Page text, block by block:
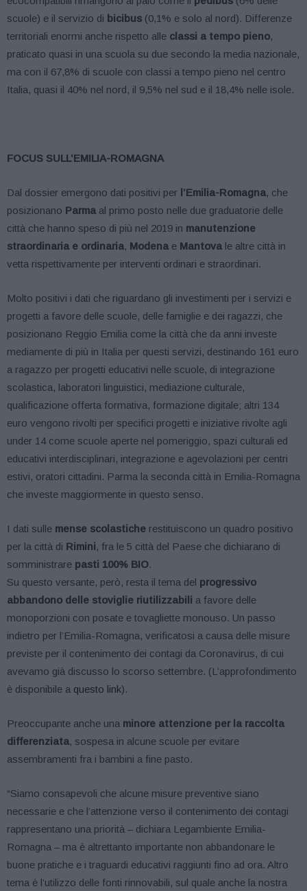
scuole) e il servizio di bicibus (0,1% e solo al nord). Differenze
territoriali enormi anche rispetto alle classi a tempo pieno,
praticato quasi in una scuola su due secondo la media nazionale,
ma con il 67,8% di scuole con classi a tempo pieno nel centro
Italia, quasi il 40% nel nord, il 9,5% nel sud e il 18,4% nelle isole.
FOCUS SULL’EMILIA-ROMAGNA
Dal dossier emergono dati positivi per l’Emilia-Romagna, che
posizionano Parma al primo posto nelle due graduatorie delle
città che hanno speso di più nel 2019 in manutenzione
straordinaria e ordinaria, Modena e Mantova le altre città in
vetta rispettivamente per interventi ordinari e straordinari.
Molto positivi i dati che riguardano gli investimenti per i servizi e
progetti a favore delle scuole, delle famiglie e dei ragazzi, che
posizionano Reggio Emilia come la città che da anni investe
mediamente di più in Italia per questi servizi, destinando 161 euro
a ragazzo per progetti educativi nelle scuole, di integrazione
scolastica, laboratori linguistici, mediazione culturale,
qualificazione offerta formativa, formazione digitale; altri 134
euro vengono rivolti per specifici progetti e iniziative rivolte agli
under 14 come scuole aperte nel pomeriggio, spazi culturali ed
educativi interdisciplinari, integrazione e agevolazioni per centri
estivi, oratori cittadini. Parma la seconda città in Emilia-Romagna
che investe maggiormente in questo senso.
I dati sulle mense scolastiche restituiscono un quadro positivo
per la città di Rimini, fra le 5 città del Paese che dichiarano di
somministrare pasti 100% BIO.
Su questo versante, però, resta il tema del progressivo
abbandono delle stoviglie riutilizzabili a favore delle
monoporzioni con posate e tovagliette monouso. Un passo
indietro per l’Emilia-Romagna, verificatosi a causa delle misure
previste per il contenimento dei contagi da Coronavirus, di cui
avevamo già discusso lo scorso settembre. (L’approfondimento
è disponibile a questo link).
Preoccupante anche una minore attenzione per la raccolta
differenziata, sospesa in alcune scuole per evitare
assembramenti fra i bambini a fine pasto.
“Siamo consapevoli che alcune misure preventive siano
necessarie e che l’attenzione verso il contenimento dei contagi
rappresentano una priorità – dichiara Legambiente Emilia-
Romagna – ma è altrettanto importante non abbandonare le
buone pratiche e i traguardi educativi raggiunti fino ad ora. Altro
tema è l’utilizzo delle fonti rinnovabili, sul quale anche la nostra